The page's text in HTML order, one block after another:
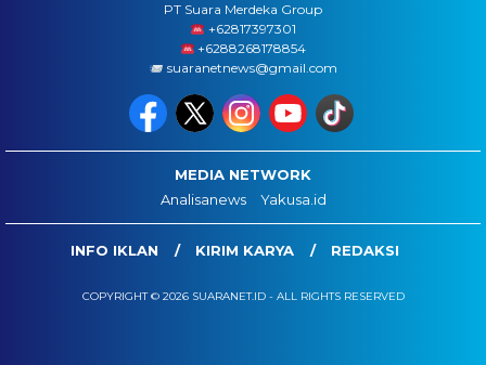
PT Suara Merdeka Group
‪+62817397301
+6288268178854
suaranetnews@gmail.com
MEDIA NETWORK
Analisanews
Yakusa.id
INFO IKLAN KIRIM KARYA REDAKSI
COPYRIGHT © 2026 SUARANET.ID - ALL RIGHTS RESERVED